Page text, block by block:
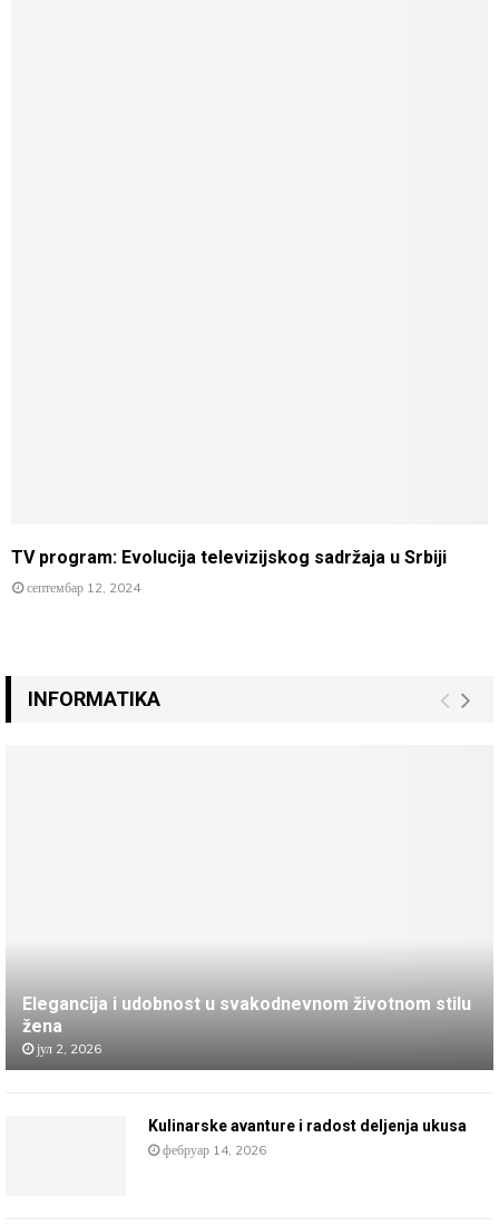
TV program: Evolucija televizijskog sadržaja u Srbiji
септембар 12, 2024
INFORMATIKA
Elegancija i udobnost u svakodnevnom životnom stilu
žena
јул 2, 2026
Kulinarske avanture i radost deljenja ukusa
фебруар 14, 2026